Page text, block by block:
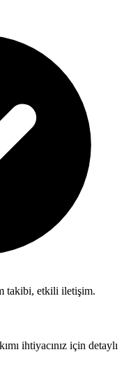
takibi, etkili iletişim.
ihtiyacınız için detaylı